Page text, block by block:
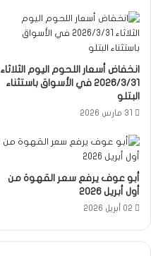
انخفاض أسعار اللحوم اليوم الثلاثاء
2026/3/31 في الأسواق باستثناء
البتلو
31 مارس 2026
أبو عوف يرفع سعر القهوة من
أول أبريل 2026
02 أبريل 2026